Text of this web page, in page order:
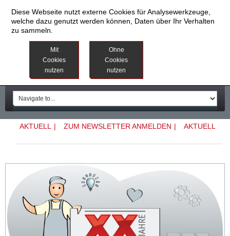
AKTUELL | ZUM NEWSLETTER ANMELDEN | AKTUELL
Diese Webseite nutzt externe Cookies für Analysewerkzeuge,
welche dazu genutzt werden können, Daten über Ihr Verhalten
zu sammeln.
Mit
Cookies
nutzen
Ohne
Cookies
nutzen